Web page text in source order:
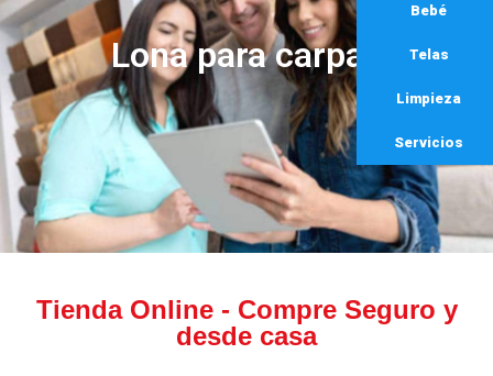
Bebé
Telas
Limpieza
Servicios
Lona para carpas
Tienda Online - Compre Seguro y
desde casa